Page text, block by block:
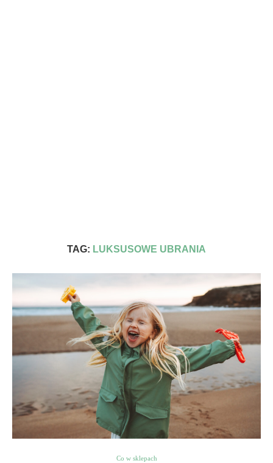
TAG: LUKSUSOWE UBRANIA
Co w sklepach